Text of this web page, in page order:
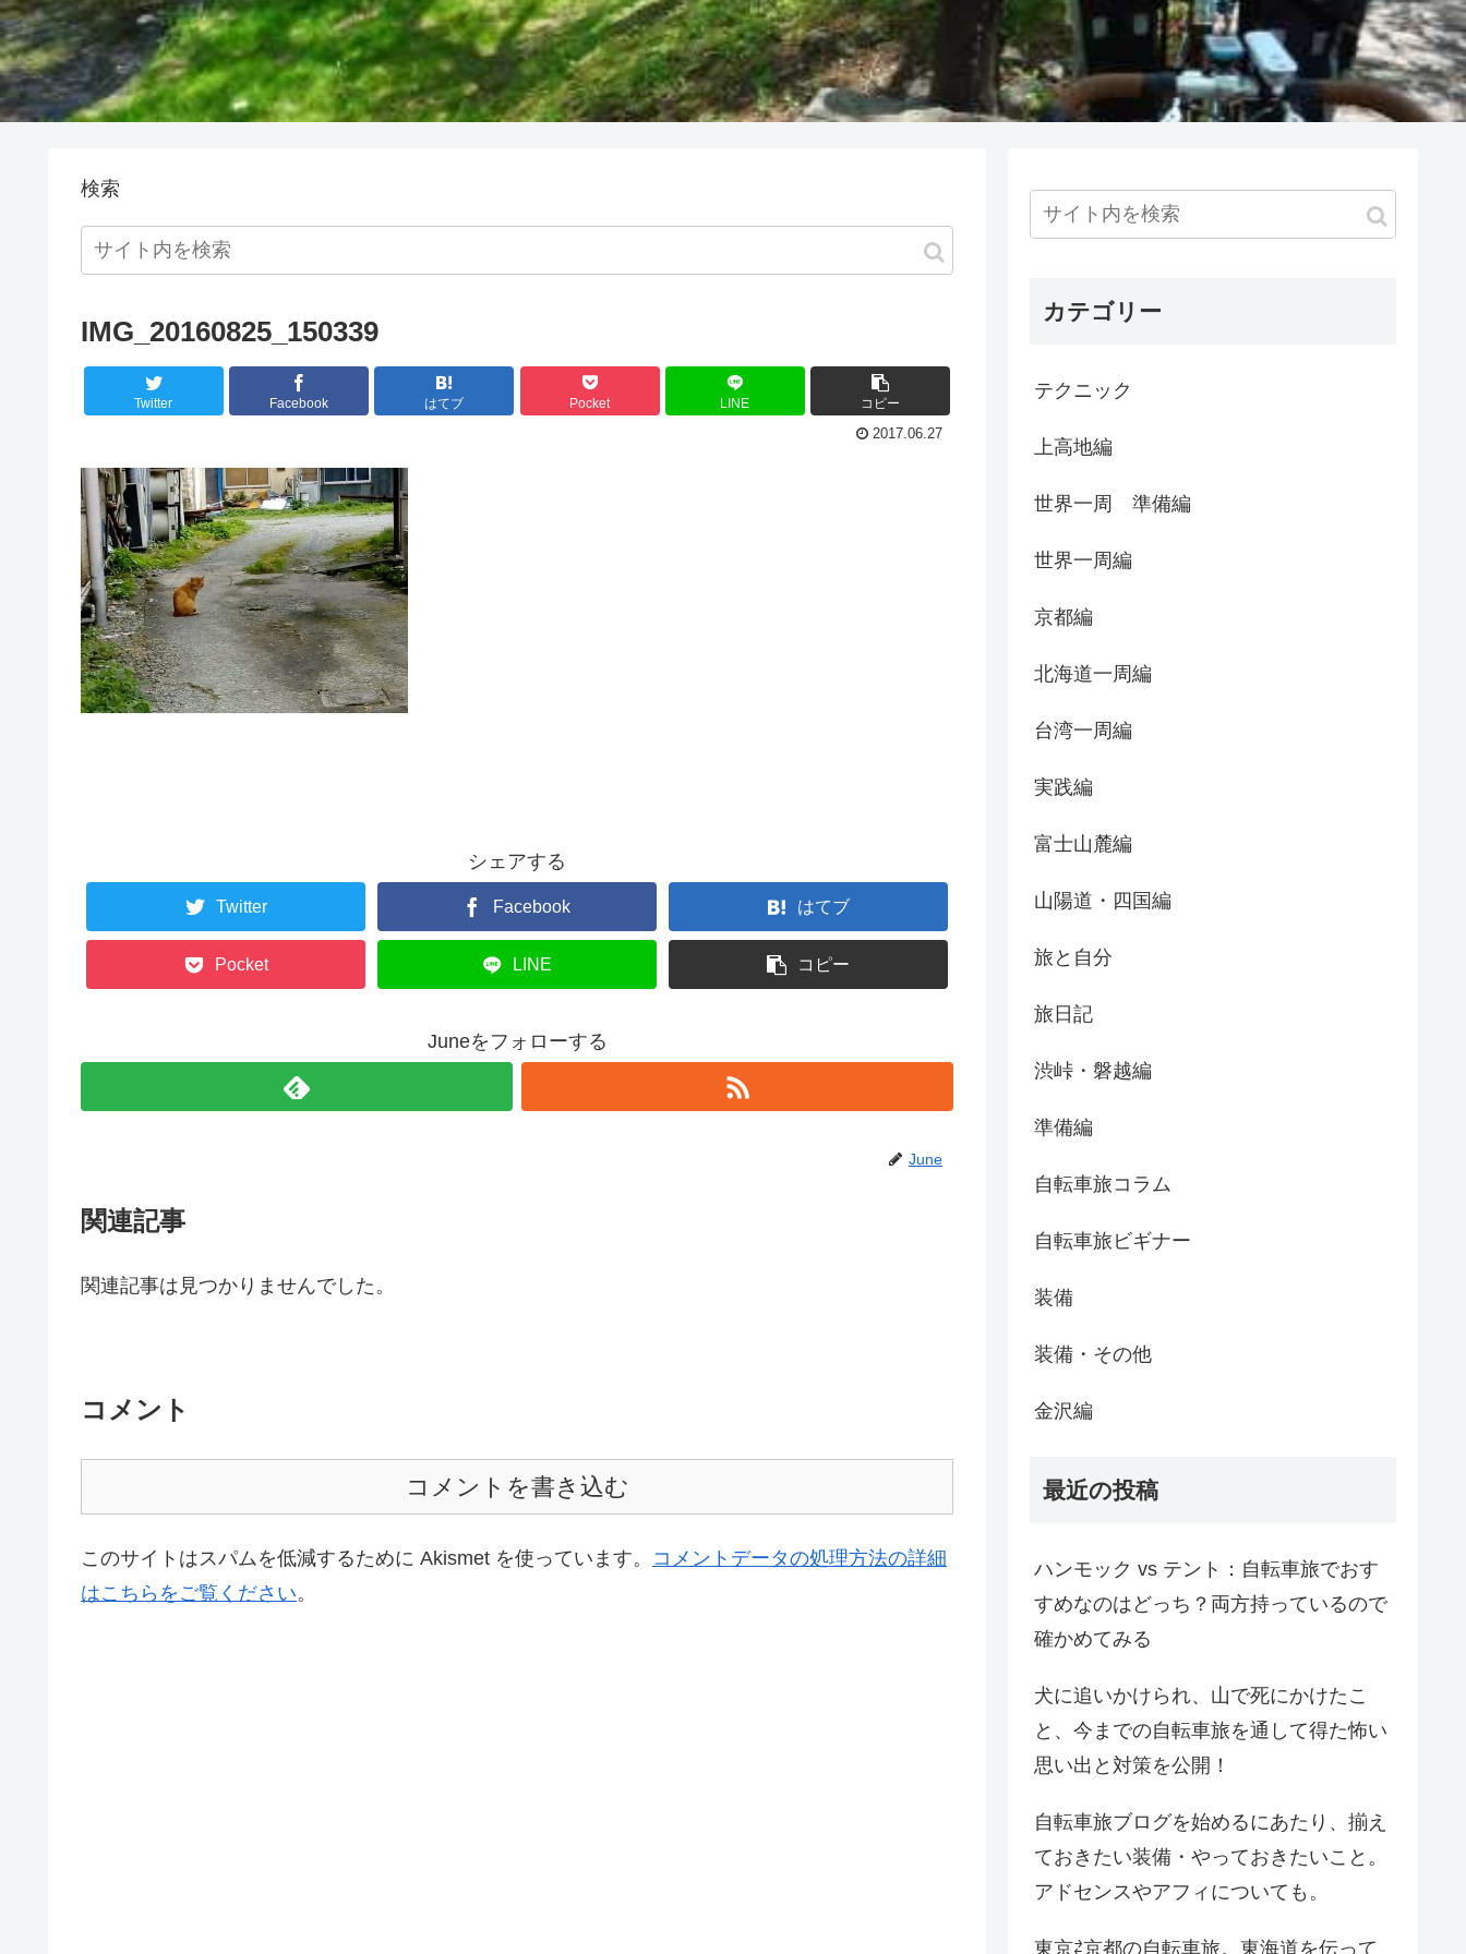
検索
IMG_20160825_150339
Twitter Facebook はてブ Pocket LINE コピー
2017.06.27
シェアする
Twitter Facebook はてブ
Pocket LINE コピー
Juneをフォローする
June
関連記事
関連記事は見つかりませんでした。
コメント
コメントを書き込む
このサイトはスパムを低減するために Akismet を使っています。 コメントデータの処理方法の詳細
はこちらをご覧ください。
カテゴリー
テクニック
上高地編
世界一周 準備編
世界一周編
京都編
北海道一周編
台湾一周編
実践編
富士山麓編
山陽道・四国編
旅と自分
旅日記
渋峠・磐越編
準備編
自転車旅コラム
自転車旅ビギナー
装備
装備・その他
金沢編
最近の投稿
ハンモック vs テント：自転車旅でおす
すめなのはどっち？両方持っているので
確かめてみる
犬に追いかけられ、山で死にかけたこ
と、今までの自転車旅を通して得た怖い
思い出と対策を公開！
自転車旅ブログを始めるにあたり、揃え
ておきたい装備・やっておきたいこと。
アドセンスやアフィについても。
東京⇄京都の自転車旅。東海道を伝って